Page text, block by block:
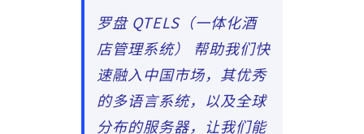
罗盘 QTELS（一体化酒
店管理系统） 帮助我们快
速融入中国市场，其优秀
的多语言系统，以及全球
分布的服务器，让我们能